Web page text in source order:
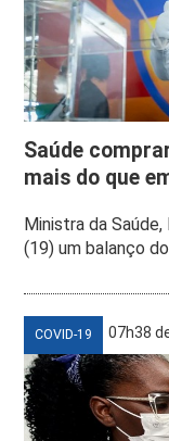
Saúde
mais do que
Ministra da
(19) um balanço
COVID-19 07h38